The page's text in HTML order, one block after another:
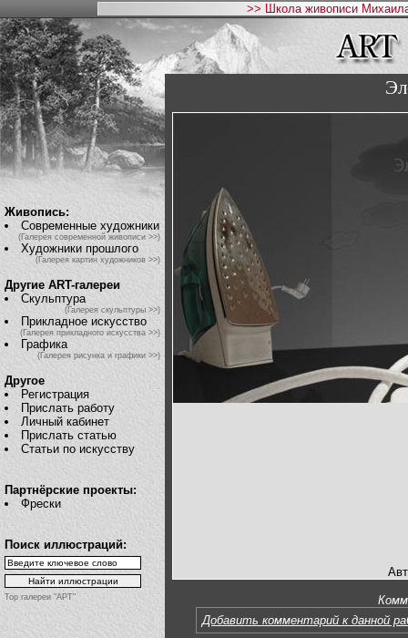
>> Школа живописи
Живопись:
Современные художники
(Галерея современной живописи >>)
Художники прошлого
(Галерея картин художников >>)
Другие ART-галереи
Скульптура
(Галерея скульптуры >>)
Прикладное искусство
(Галерея прикладного искусства >>)
Графика
(Галерея рисунка и графики >>)
Другое
Регистрация
Прислать работу
Личный кабинет
Прислать статью
Статьи по искусству
Партнёрские проекты:
Фрески
Поиск иллюстраций:
Top галереи "АРТ"
Добавить комментарий к данной